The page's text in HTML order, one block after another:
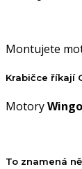
Montujete
Krabičce říkají
Motory
To znamená